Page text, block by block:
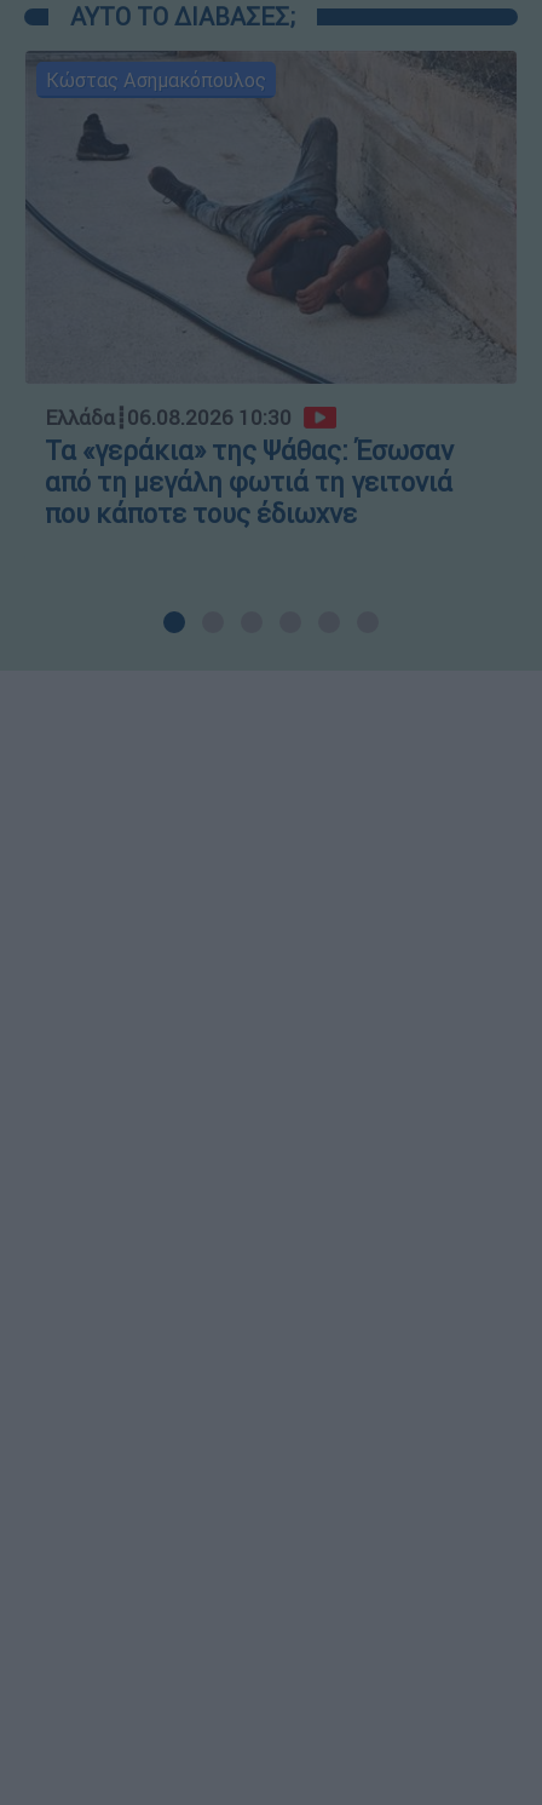
ΑΥΤΟ ΤΟ ΔΙΑΒΑΣΕΣ;
Κώστας Ασημακόπουλος
Ελλάδα┋06.08.2026 10:30
Τα «γεράκια» της Ψάθας: Έσωσαν
από τη μεγάλη φωτιά τη γειτονιά
που κάποτε τους έδιωχνε